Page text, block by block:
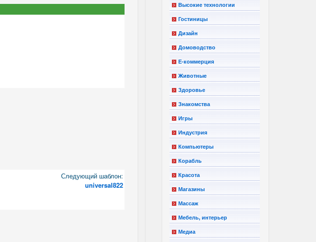
Следующий шаблон:
universal822
Высокие технологии
Гостиницы
Дизайн
Домоводство
Е-коммерция
Животные
Здоровье
Знакомства
Игры
Индустрия
Компьютеры
Корабль
Красота
Магазины
Массаж
Мебель, интерьер
Медиа